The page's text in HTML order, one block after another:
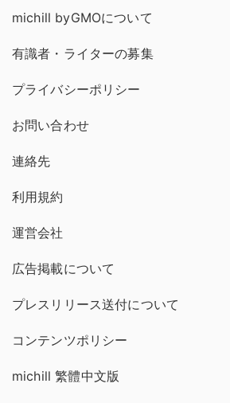
michill byGMOについて
有識者・ライターの募集
プライバシーポリシー
お問い合わせ
連絡先
利用規約
運営会社
広告掲載について
プレスリリース送付について
コンテンツポリシー
michill 繁體中文版